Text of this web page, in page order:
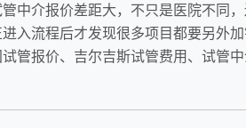
中介报价差距大，不只是医院不同
入流程后才发现很多项目都要另外
管报价、吉尔吉斯试管费用、试管